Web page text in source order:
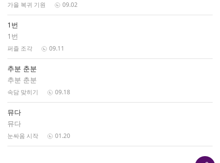
가을 복귀 기원 09.02
1번
1번
퍼즐 조각 09.11
추분 춘분
추분 춘분
속담 맞히기 09.18
뮤다
뮤다
눈싸움 시작 01.20